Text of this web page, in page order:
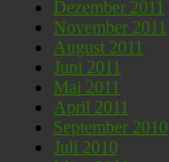
Dezember 2011
November 2011
August 2011
Juni 2011
Mai 2011
April 2011
September 2010
Juli 2010